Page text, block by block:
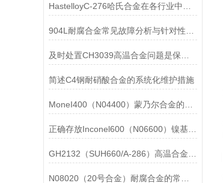
简述C4钢耐硝酸合金的系统化维护措施
正确存放Inconel600（N06600）镍基合金的重要性介绍